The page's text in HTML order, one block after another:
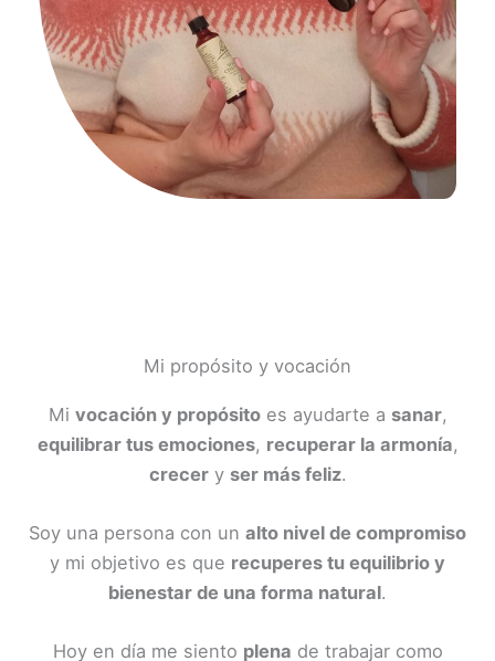
Mi propósito y vocación
Mi vocación y propósitoes ayudarte a sanar,
equilibrar tus emociones, recuperar la armonía,
crecery ser más feliz.
Soy una persona con un alto nivel de compromiso
y mi objetivo es que recuperes tu equilibrio y
bienestar de una forma natural.
Hoy en día me siento plena de trabajar como